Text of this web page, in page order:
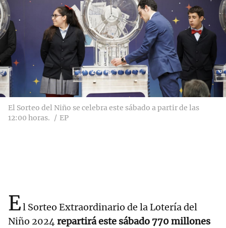
El Sorteo del Niño se celebra este sábado a partir de las
12:00 horas.
EP
El Sorteo Extraordinario de la Lotería del
Niño 2024repartirá este sábado 770 millones